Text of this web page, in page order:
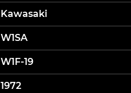
Kawasaki
W1SA
W1F-19
1972